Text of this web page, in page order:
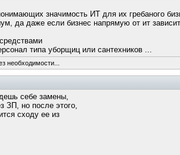
значимость ИТ для их гребаного
да даже если бизнес напрямую от ит
типа уборщиц или сантехников ...
необходимости...
себе замены,
ЗП, но после этого,
сходу ее из